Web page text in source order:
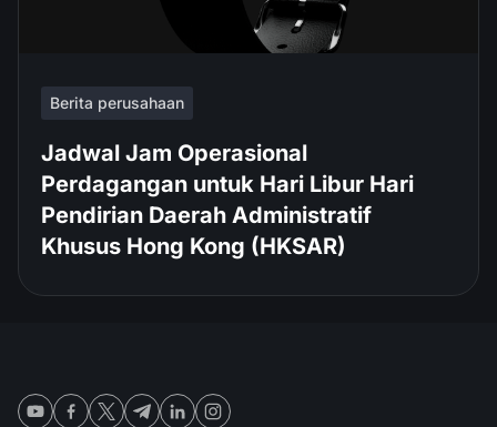
Berita perusahaan
Jadwal Jam Operasional
Perdagangan untuk Hari Libur Hari
Pendirian Daerah Administratif
Khusus Hong Kong (HKSAR)